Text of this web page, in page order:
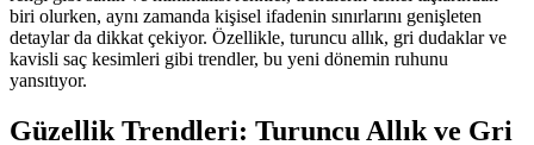
biri olurken, aynı zamanda kişisel ifadenin sınırlarını genişleten
detaylar da dikkat çekiyor. Özellikle, turuncu allık, gri dudaklar ve
kavisli saç kesimleri gibi trendler, bu yeni dönemin ruhunu
yansıtıyor.
Güzellik Trendleri: Turuncu Allık ve Gri